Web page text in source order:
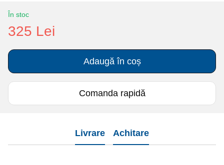
În stoc
325 Lei
Adaugă în coș
Comanda rapidă
Livrare Achitare